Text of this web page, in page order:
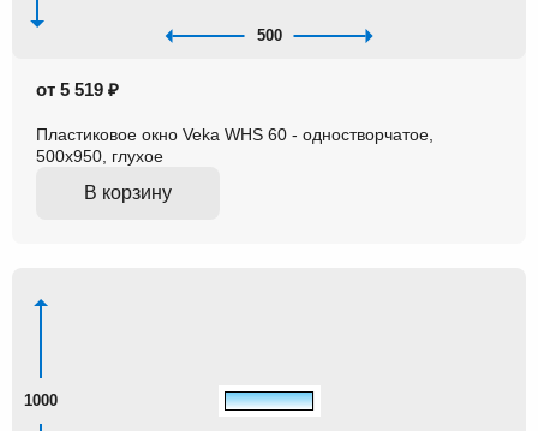
500
от 5 519 ₽
Пластиковое окно Veka WHS 60 - одностворчатое,
500x950, глухое
В корзину
1000